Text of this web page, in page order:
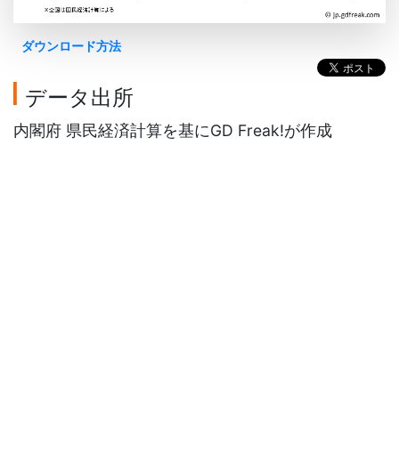
ダウンロード方法
データ出所
内閣府 県民経済計算を基にGD Freak!が作成